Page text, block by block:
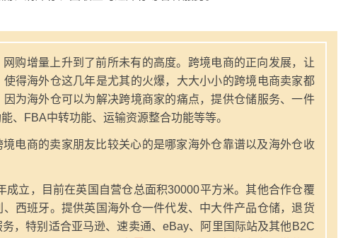
购增量上升到了前所未有的高度。跨境电商的正向发展，让
得海外仓这几年是尤其的火爆，大大小小的跨境电商卖家都
为海外仓可以为解决跨境商家的痛点，提供仓储服务、一件
、FBA中转功能、运输资源整合功能等等。
境电商的卖家朋友比较关心的是哪家海外仓靠谱以及海外仓收
成立，目前在英国自营仓总面积30000平方米。其他合作仓覆
西班牙。提供英国海外仓一件代发、中大件产品仓储，退货
，特别适合亚马逊、速卖通、eBay、阿里国际站及其他B2C